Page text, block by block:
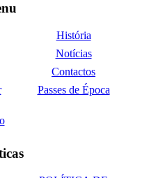
História
Notícias
Contactos
Passes de Época